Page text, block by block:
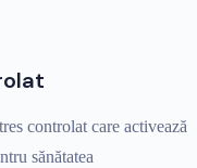
controlat care activează
sănătatea